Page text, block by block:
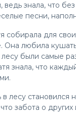
ведь знала, что
песни,
собирала для
Она любила
были самые
знала, что
лесу становился
что забота о